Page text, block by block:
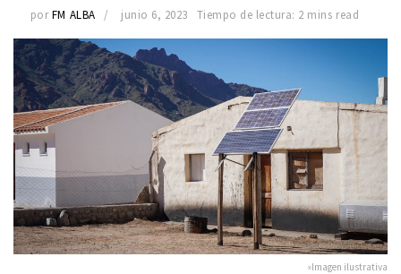
por FM ALBA junio 6, 2023 Tiempo de lectura: 2 mins read
»Imagen ilustrativa